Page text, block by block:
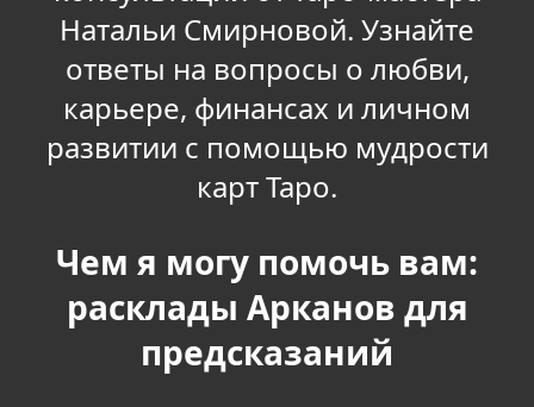
Натальи Смирновой. Узнайте
ответы на вопросы о любви,
карьере, финансах и личном
развитии с помощью мудрости
карт Таро.
Чем я могу помочь вам:
расклады Арканов для
предсказаний